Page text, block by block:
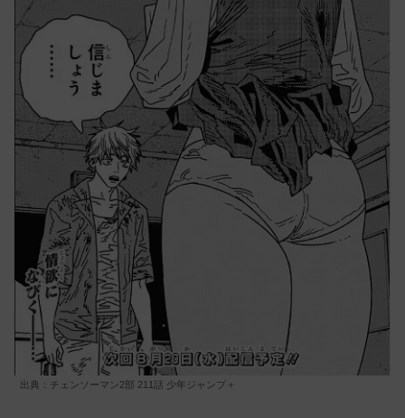
出典：チェンソーマン2部 211話 少年ジャンプ＋